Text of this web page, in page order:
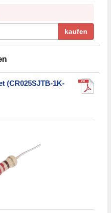
kaufen
(CR025SJTB-1K-